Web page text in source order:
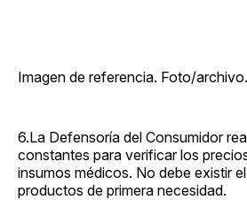
Imagen de referencia. Foto/archivo.
6.La Defensoría del Consumidor
constantes para verificar los
insumos médicos. No debe existir
productos de primera necesidad.